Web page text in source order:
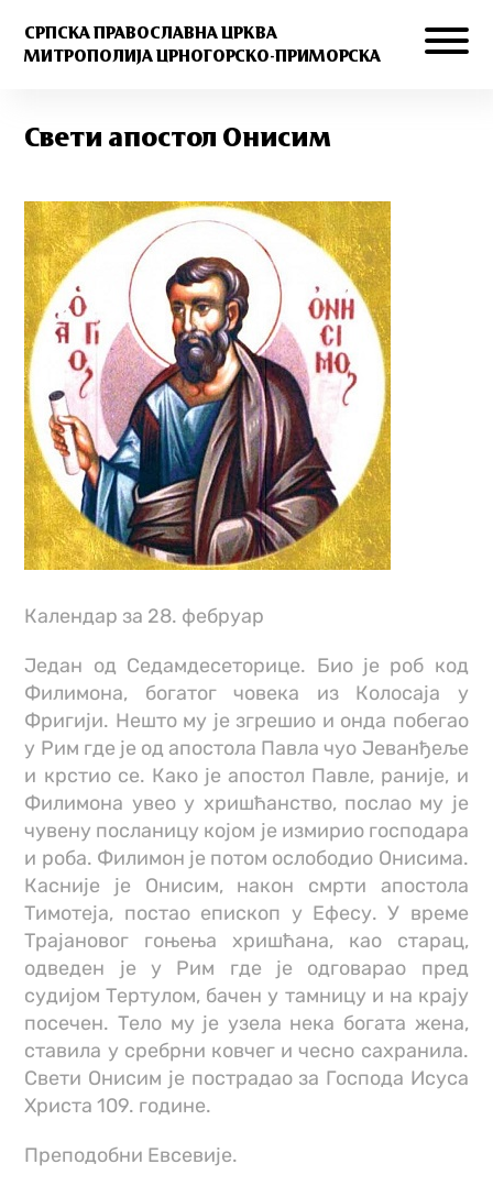
СРПСКА ПРАВОСЛАВНА ЦРКВА
МИТРОПОЛИЈА ЦРНОГОРСКО-ПРИМОРСКА
Свети апостол Онисим
Календар за 28. фебруар
Један од Седамдесеторице. Био је роб код
Филимона, богатог човека из Колосаја у
Фригији. Нешто му је згрешио и онда побегао
у Рим где је од апостола Павла чуо Јеванђеље
и крстио се. Како је апостол Павле, раније, и
Филимона увео у хришћанство, послао му је
чувену посланицу којом је измирио господара
и роба. Филимон је потом ослободио Онисима.
Касније је Онисим, након смрти апостола
Тимотеја, постао епископ у Ефесу. У време
Трајановог гоњења хришћана, као старац,
одведен је у Рим где је одговарао пред
судијом Тертулом, бачен у тамницу и на крају
посечен. Тело му је узела нека богата жена,
ставила у сребрни ковчег и чесно сахранила.
Свети Онисим је пострадао за Господа Исуса
Христа 109. године.
Преподобни Евсевије.